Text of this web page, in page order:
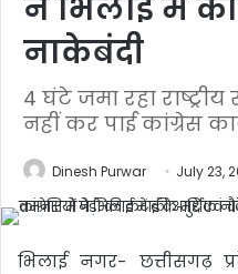
ने भिलाई में
नाकेबंदी
4 घंटे जमा रहा
नहीं कर पाई कांग्रेस
Dinesh Purwar July 23,
भिलाई नगर- छत्तीसगढ़